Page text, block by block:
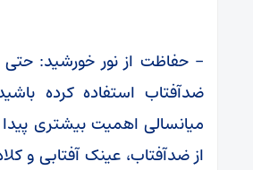
– حفاظت از نور خورشید: حتی
ضدآفتاب استفاده کرده
میانسالی اهمیت بیشتری
از ضدآفتاب، عینک آفتابی و